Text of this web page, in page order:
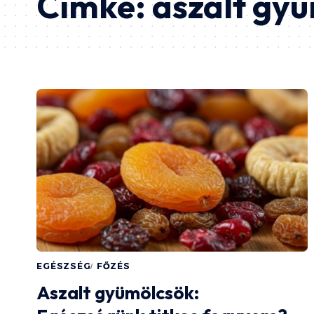
EGÉSZSÉG FŐZÉS
Aszalt gyümölcsök: